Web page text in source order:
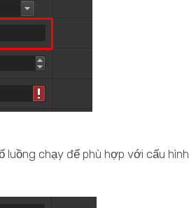
luồng chạy để phù hợp với cấu hình